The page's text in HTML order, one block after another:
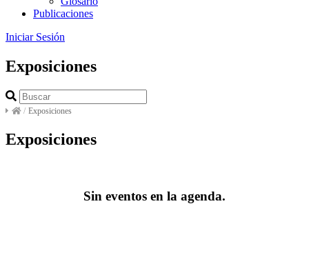
Publicaciones
Iniciar Sesión
Exposiciones
/ Exposiciones
Exposiciones
Sin eventos en la agenda.